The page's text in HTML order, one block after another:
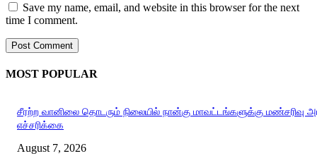
Save my name, email, and website in this browser for the next
time I comment.
MOST POPULAR
சீரற்ற வானிலை தொடரும் நிலையில் நான்கு மாவட்டங்களுக்கு மண்சரிவு
எச்சரிக்கை
August 7, 2026